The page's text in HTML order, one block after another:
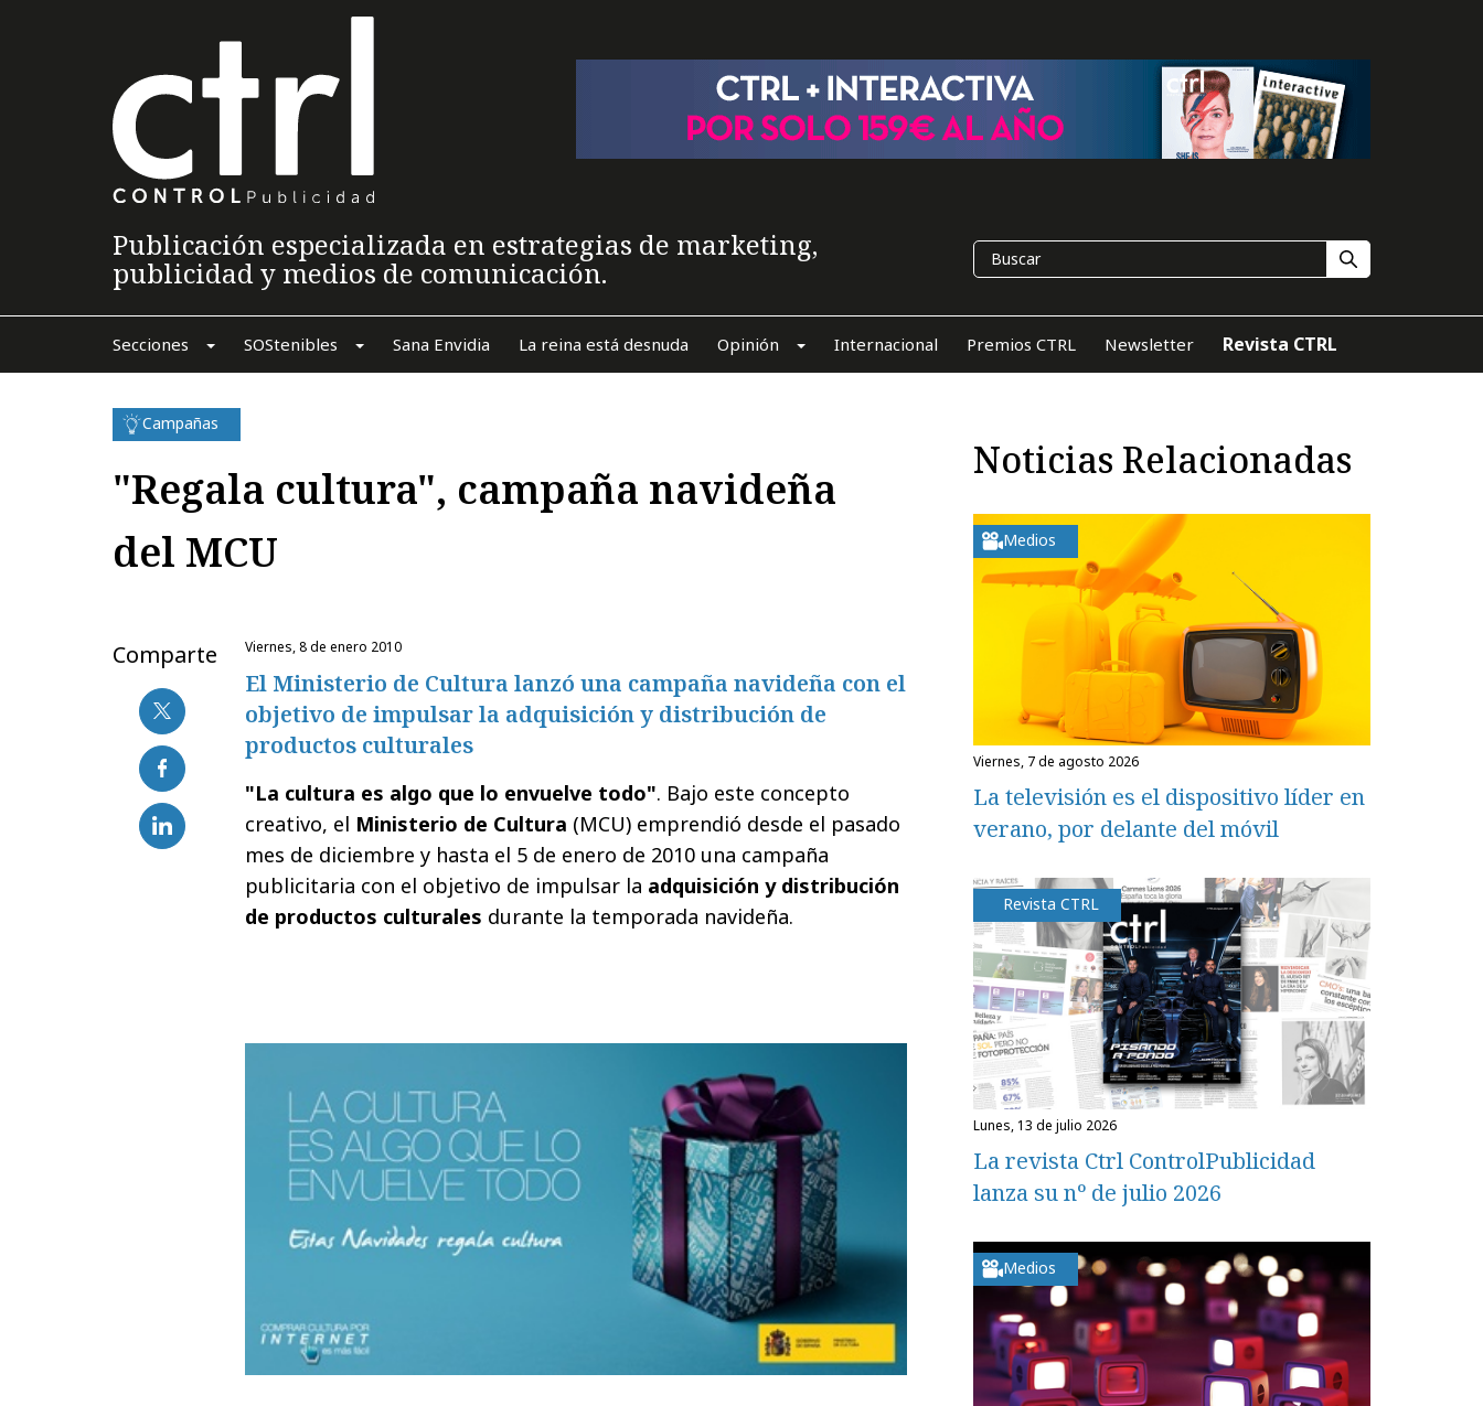
Publicación especializada en estrategias de marketing,
publicidad y medios de comunicación.
Secciones SOStenibles Sana Envidia La reina está desnuda Opinión Internacional Premios CTRL Newsletter Revista CTRL
Campañas
"Regala cultura", campaña navideña
del MCU
Comparte viernes, 8 de enero 2010
El Ministerio de Cultura lanzó una campaña navideña con el
objetivo de impulsar la adquisición y distribución de
productos culturales
"La cultura es algo que lo envuelve todo". Bajo este concepto
creativo, el Ministerio de Cultura (MCU) emprendió desde el pasado
mes de diciembre y hasta el 5 de enero de 2010 una campaña
publicitaria con el objetivo de impulsar la adquisición y distribución
de productos culturales durante la temporada navideña.
Noticias Relacionadas
Medios
viernes, 7 de agosto 2026
La televisión es el dispositivo líder en
verano, por delante del móvil
Revista CTRL
lunes, 13 de julio 2026
La revista Ctrl ControlPublicidad
lanza su nº de julio 2026
Medios